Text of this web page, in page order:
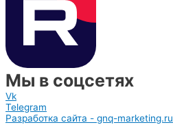
Мы в соцсетях
Vk
Telegram
Разработка сайта - gnq-marketing.ru